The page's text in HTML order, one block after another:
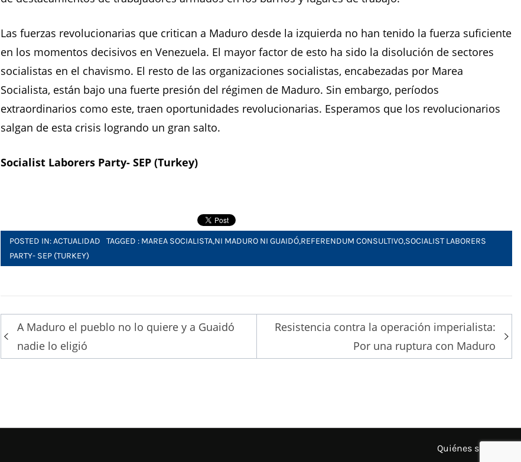
Las fuerzas revolucionarias que critican a Maduro desde la izquierda no han tenido la fuerza suficiente
en los momentos decisivos en Venezuela. El mayor factor de esto ha sido la disolución de sectores
socialistas en el chavismo. El resto de las organizaciones socialistas, encabezadas por Marea
Socialista, están bajo una fuerte presión del régimen de Maduro. Sin embargo, períodos
extraordinarios como este, traen oportunidades revolucionarias. Esperamos que los revolucionarios
salgan de esta crisis logrando un gran salto.
Socialist Laborers Party- SEP (Turkey)
POSTED IN:ACTUALIDAD TAGGED : MAREA SOCIALISTA,NI MADURO NI GUAIDÓ,REFERENDUM CONSULTIVO,SOCIALIST LABORERS
PARTY- SEP (TURKEY)
Post
navigation
A Maduro el pueblo no lo quiere y a Guaidó
nadie lo eligió
Resistencia contra la operación imperialista:
Por una ruptura con Maduro
Quiénes somos